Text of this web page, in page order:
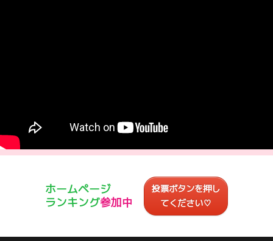
ホームページ
ランキング参加中
投票ボタンを押し
てください♡